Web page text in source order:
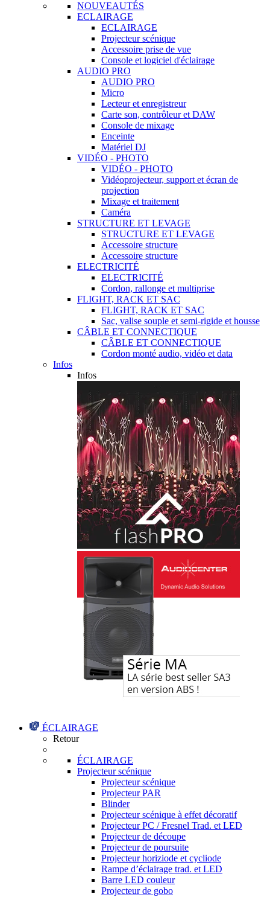
NOUVEAUTÉS
ECLAIRAGE
ECLAIRAGE
Projecteur scénique
Accessoire prise de vue
Console et logiciel d'éclairage
AUDIO PRO
AUDIO PRO
Micro
Lecteur et enregistreur
Carte son, contrôleur et DAW
Console de mixage
Enceinte
Matériel DJ
VIDÉO - PHOTO
VIDÉO - PHOTO
Vidéoprojecteur, support et écran de
projection
Mixage et traitement
Caméra
STRUCTURE ET LEVAGE
STRUCTURE ET LEVAGE
Accessoire structure
Accessoire structure
ELECTRICITÉ
ELECTRICITÉ
Cordon, rallonge et multiprise
FLIGHT, RACK ET SAC
FLIGHT, RACK ET SAC
Sac, valise souple et semi-rigide et housse
CÂBLE ET CONNECTIQUE
CÂBLE ET CONNECTIQUE
Cordon monté audio, vidéo et data
Infos
Infos
ÉCLAIRAGE
Retour
ÉCLAIRAGE
Projecteur scénique
Projecteur scénique
Projecteur PAR
Blinder
Projecteur scénique à effet décoratif
Projecteur PC / Fresnel Trad. et LED
Projecteur de découpe
Projecteur de poursuite
Projecteur horiziode et cycliode
Rampe d’éclairage trad. et LED
Barre LED couleur
Projecteur de gobo